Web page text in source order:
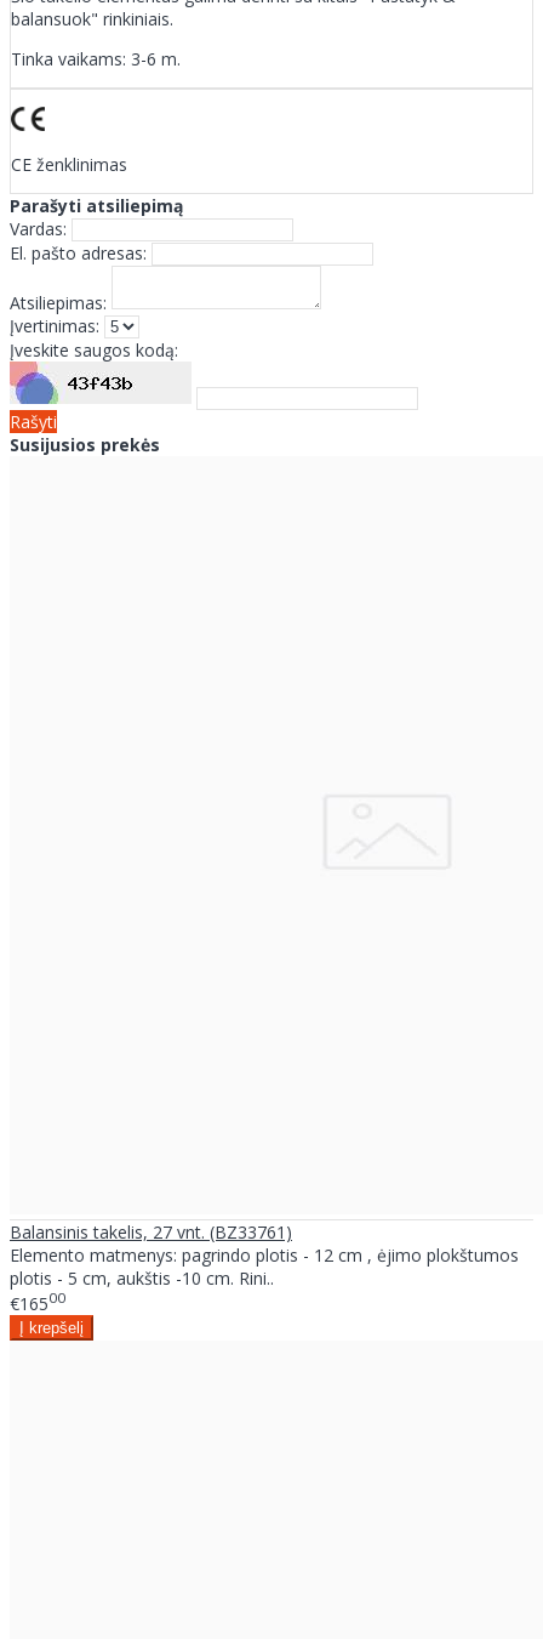
balansuok" rinkiniais.
Tinka vaikams: 3-6 m.
CE ženklinimas
Parašyti atsiliepimą
Vardas:
El. pašto adresas:
Atsiliepimas:
Įvertinimas:
Įveskite saugos kodą:
Rašyti
Susijusios prekės
Balansinis takelis, 27 vnt. (BZ33761)
Elemento matmenys: pagrindo plotis - 12 cm , ėjimo plokštumos
plotis - 5 cm, aukštis -10 cm. Rini..
€16500